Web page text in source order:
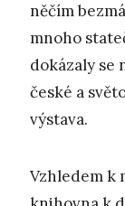
něčím
mnoho
dokázaly se
české a
výstava.
Vzhledem k